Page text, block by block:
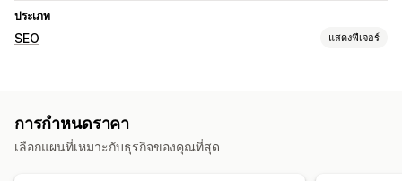
ประเภท
SEO แสดงฟีเจอร์
การเพิ่มประสิทธิภาพ URL
การเฝ้าติดตามประสิทธิภาพ
การกำหนดราคา
เลือกแผนที่เหมาะกับธุรกิจของคุณที่สุด